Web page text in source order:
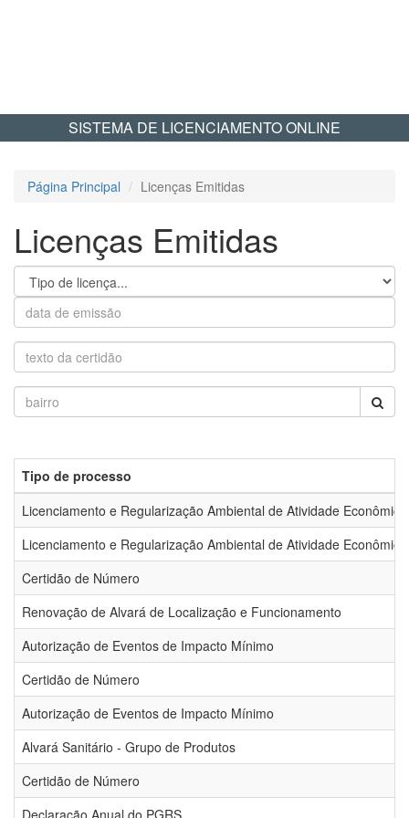
SISTEMA DE LICENCIAMENTO ONLINE
Página Principal Licenças Emitidas
Licenças Emitidas
Tipo de processo
Licenciamento e Regularização Ambiental de Atividade Econômica
Licenciamento e Regularização Ambiental de Atividade Econômica
Certidão de Número
Renovação de Alvará de Localização e Funcionamento
Autorização de Eventos de Impacto Mínimo
Certidão de Número
Autorização de Eventos de Impacto Mínimo
Alvará Sanitário - Grupo de Produtos
Certidão de Número
Declaração Anual do PGRS